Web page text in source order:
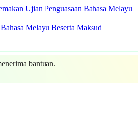
Ujian Penguasaan Bahasa Melayu
Melayu Beserta Maksud
bantuan.